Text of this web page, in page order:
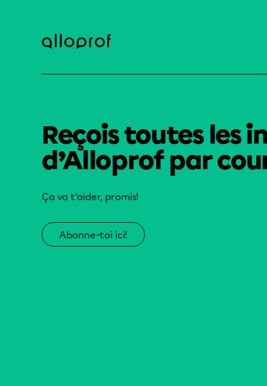
Reçois toutes les
d’Alloprof par
Ça va t’aider, promis!
Abonne-toi ici!